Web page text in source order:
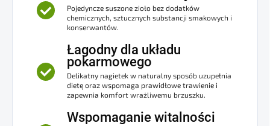
Pojedyncze suszone zioło bez dodatków
chemicznych, sztucznych substancji smakowych i
konserwantów.
Łagodny dla układu
pokarmowego
Delikatny nagietek w naturalny sposób uzupełnia
dietę oraz wspomaga prawidłowe trawienie i
zapewnia komfort wrażliwemu brzuszku.
Wspomaganie witalności